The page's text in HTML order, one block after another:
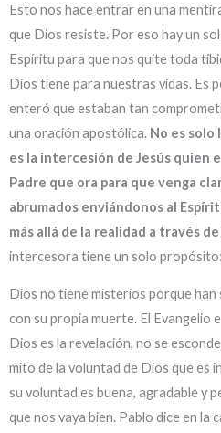
Esto nos hace entrar en una
que Dios resiste. Por eso hay un
Espíritu para que nos quite toda
Dios tiene para nuestras vidas. Es
enteró que estaban tan
una oración apostólica. No es solo
es la intercesión de Jesús quien
Padre que ora para que venga
abrumados enviándonos al
más allá de la realidad a través de
intercesora tiene un solo
Dios no tiene misterios porque
con su propia muerte. El Evangelio
Dios es la revelación, no se
mito de la voluntad de Dios que es
su voluntad es buena, agradable y
que nos vaya bien. Pablo dice en la